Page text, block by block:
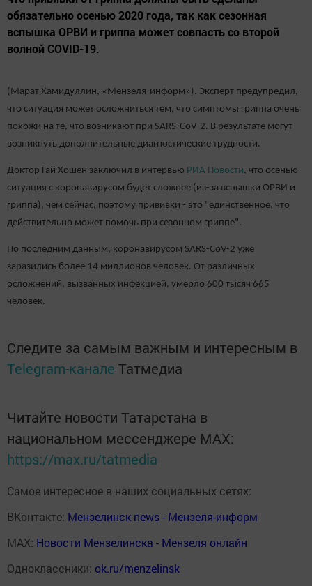
обязательно осенью 2020 года, так как сезонная
вспышка ОРВИ и гриппа может совпасть со второй
волной COVID-19.
(Марат Хамидуллин, «Мензеля-информ»). Эксперт предупредил,
что ситуация может осложниться тем, что симптомы гриппа очень
похожи на те, что возникают при SARS-CoV-2. В результате могут
возникнуть дополнительные диагностические трудности.
Доктор Гай Хошен заключил в интервью РИА Новости, что осенью
ситуация с коронавирусом будет сложнее (из-за вспышки ОРВИ и
гриппа), чем сейчас, поэтому прививки - это "единственное, что
действительно может помочь при сезонном гриппе".
По последним данным, коронавирусом SARS-CoV-2 уже
заразились более 14 миллионов человек. От различных
осложнений, вызванных инфекцией, умерло 600 тысяч 665
человек.
Следите за самым важным и интересным в
Telegram-канале Татмедиа
Читайте новости Татарстана в
национальном мессенджере MАХ:
https://max.ru/tatmedia
Самое интересное в наших социальных сетях:
ВКонтакте: Мензелинск news - Мензеля-информ
MAX: Новости Мензелинска - Мензеля онлайн
Одноклассники: ok.ru/menzelinsk